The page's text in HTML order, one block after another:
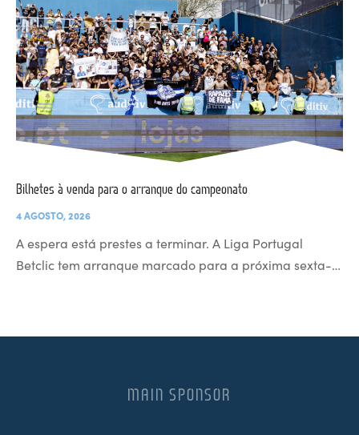
Bilhetes à venda para o arranque do campeonato
4 AGOSTO, 2026
A espera está prestes a terminar. A Liga Portugal
Betclic tem arranque marcado para a próxima sexta-…
MAIN SPONSOR